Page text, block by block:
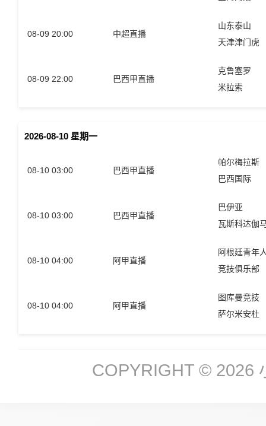
08-09 20:00 中超直播
山东泰山
天津津门虎
08-09 22:00 巴西甲直播
克鲁塞罗
米拉索
2026-08-10 星期一
08-10 03:00 巴西甲直播
帕尔梅拉斯
巴西国际
08-10 03:00 巴西甲直播
巴伊亚
瓦斯科达伽
08-10 04:00 阿甲直播
阿根廷青年
竞技俱乐部
08-10 04:00 阿甲直播
图库曼竞技
萨尔米安杜
COPYRIGHT © 2026